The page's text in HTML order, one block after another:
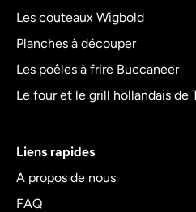
Les couteaux Wigbold
Planches à découper
Les poêles à frire Buccaneer
Le four et le grill hollandais de
Liens rapides
A propos de nous
FAQ